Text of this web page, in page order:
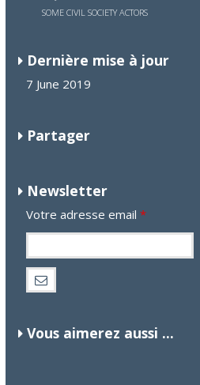
SOME CIVIL SOCIETY ACTORS
Dernière mise à jour
7 June 2019
Partager
Newsletter
Votre adresse email *
Vous aimerez aussi ...